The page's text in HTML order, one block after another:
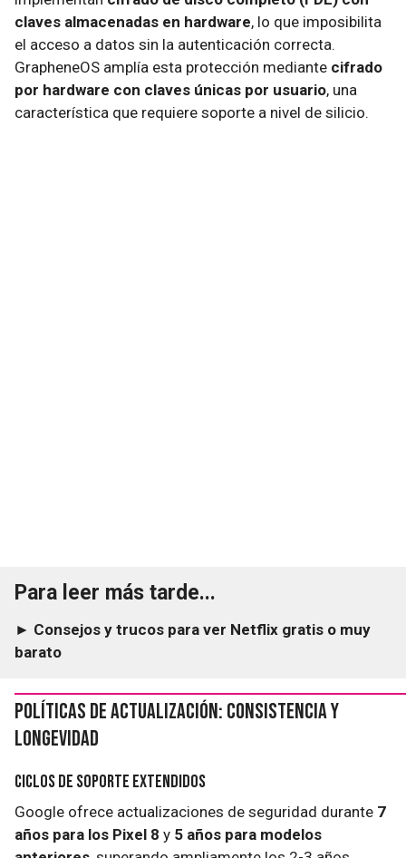
claves almacenadas en hardware, lo que imposibilita
el acceso a datos sin la autenticación correcta.
GrapheneOS amplía esta protección mediante cifrado
por hardware con claves únicas por usuario, una
característica que requiere soporte a nivel de silicio.
Para leer más tarde...
► Consejos y trucos para ver Netflix gratis o muy
barato
Políticas de Actualización: Consistencia y
Longevidad
Ciclos de Soporte Extendidos
Google ofrece actualizaciones de seguridad durante 7
años para los Pixel 8 y 5 años para modelos